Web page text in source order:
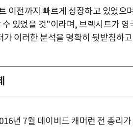
이전까지 빠르게 성장하고 있었으
있었을 것"이라며, 브렉시트가 영
이러한 분석을 명확히 뒷받침하
년 7월 데이비드 캐머런 전 총리